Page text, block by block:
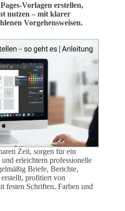
Vorlagen erstellen,
nutzen – mit klarer
Vorgehensweisen.
Zeit, sorgen für ein
erleichtern professionelle
Briefe, Berichte,
erstellt, profitiert von
festen Schriften, Farben und